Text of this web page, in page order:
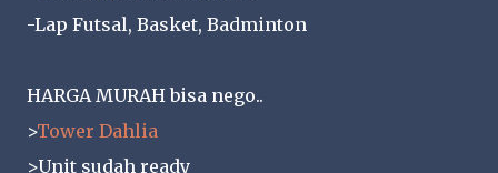
-Lap Futsal, Basket, Badminton
HARGA MURAH bisa nego..
>Tower Dahlia
>Unit sudah ready